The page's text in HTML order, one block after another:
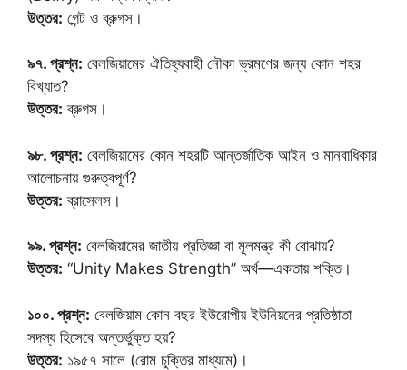
উত্তর: গেন্ট ও ব্রুগস।
৯৭. প্রশ্ন: বেলজিয়ামের ঐতিহ্যবাহী নৌকা ভ্রমণের জন্য কোন শহর
বিখ্যাত?
উত্তর: ব্রুগস।
৯৮. প্রশ্ন: বেলজিয়ামের কোন শহরটি আন্তর্জাতিক আইন ও মানবাধিকার
আলোচনায় গুরুত্বপূর্ণ?
উত্তর: ব্রাসেলস।
৯৯. প্রশ্ন: বেলজিয়ামের জাতীয় প্রতিজ্ঞা বা মূলমন্ত্র কী বোঝায়?
উত্তর: “Unity Makes Strength” অর্থ—একতায় শক্তি।
১০০. প্রশ্ন: বেলজিয়াম কোন বছর ইউরোপীয় ইউনিয়নের প্রতিষ্ঠাতা
সদস্য হিসেবে অন্তর্ভুক্ত হয়?
উত্তর: ১৯৫৭ সালে (রোম চুক্তির মাধ্যমে)।